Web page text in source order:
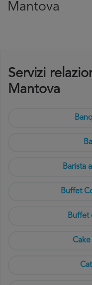
Mantova
Servizi
Mantova
Barista
Buffet
Buffet